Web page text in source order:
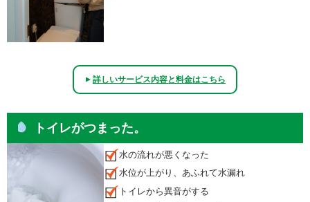
▲詳しいサービス内容と料金はこちら
トイレがつまった。
水の流れが悪くなった
水位が上がり、あふれて水漏れ
トイレから異音がする